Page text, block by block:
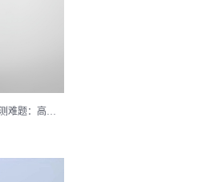
泓川科技激光位移传感器破解 PCB 板叠片检测难题：高效生产新方案